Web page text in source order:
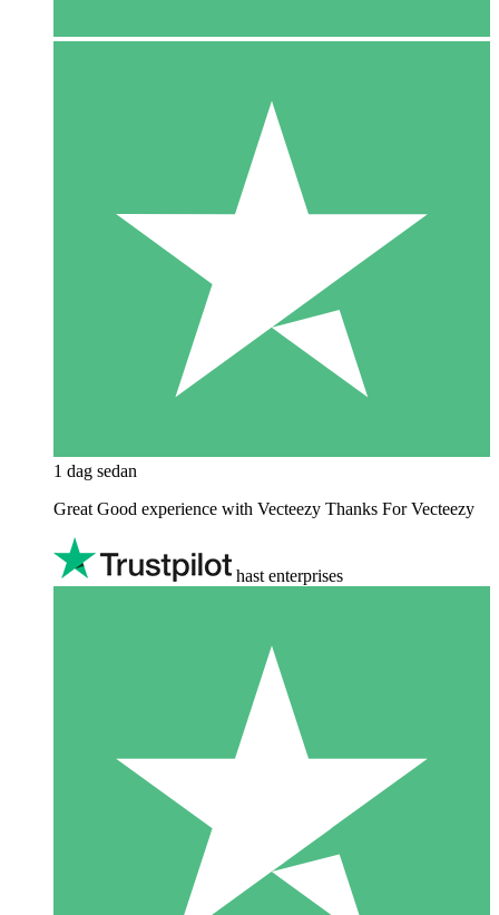
1 dag sedan
Great Good experience with Vecteezy Thanks For Vecteezy
hast enterprises